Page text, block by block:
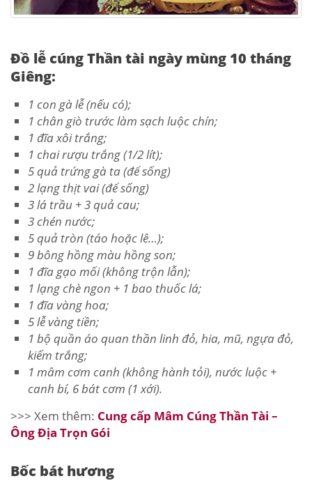
Đồ lễ cúng Thần tài ngày mùng 10 tháng
Giêng:
1 con gà lễ (nếu có);
1 chân giò trước làm sạch luộc chín;
1 đĩa xôi trắng;
1 chai rượu trắng (1/2 lít);
5 quả trứng gà ta (để sống)
2 lạng thịt vai (để sống)
3 lá trầu + 3 quả cau;
3 chén nước;
5 quả tròn (táo hoặc lê…);
9 bông hồng màu hồng son;
1 đĩa gạo mối (không trộn lẫn);
1 lạng chè ngon + 1 bao thuốc lá;
1 đĩa vàng hoa;
5 lễ vàng tiền;
1 bộ quần áo quan thần linh đỏ, hia, mũ, ngựa đỏ,
kiếm trắng;
1 mâm cơm canh (không hành tỏi), nước luộc +
canh bí, 6 bát cơm (1 xới).
>>> Xem thêm: Cung cấp Mâm Cúng Thần Tài –
Ông Địa Trọn Gói
Bốc bát hương